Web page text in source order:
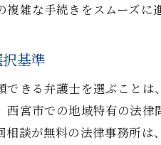
雑な手続きをスムーズに
基準
できる弁護士を選ぶこと
西宮市での地域特有の法
相談が無料の法律事務所